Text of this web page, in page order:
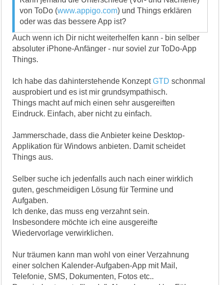
von ToDo (www.appigo.com) und Things erklären
oder was das bessere App ist?
Auch wenn ich Dir nicht weiterhelfen kann - bin selber
absoluter iPhone-Anfänger - nur soviel zur ToDo-App
Things.
Ich habe das dahinterstehende KonzeptGTDschonmal
ausprobiert und es ist mir grundsympathisch.
Things macht auf mich einen sehr ausgereiften
Eindruck. Einfach, aber nicht zu einfach.
Jammerschade, dass die Anbieter keine Desktop-
Applikation für Windows anbieten. Damit scheidet
Things aus.
Selber suche ich jedenfalls auch nach einer wirklich
guten, geschmeidigen Lösung für Termine und
Aufgaben.
Ich denke, das muss eng verzahnt sein.
Insbesondere möchte ich eine ausgereifte
Wiedervorlage verwirklichen.
Nur träumen kann man wohl von einer Verzahnung
einer solchen Kalender-Aufgaben-App mit Mail,
Telefonie, SMS, Dokumenten, Fotos etc..